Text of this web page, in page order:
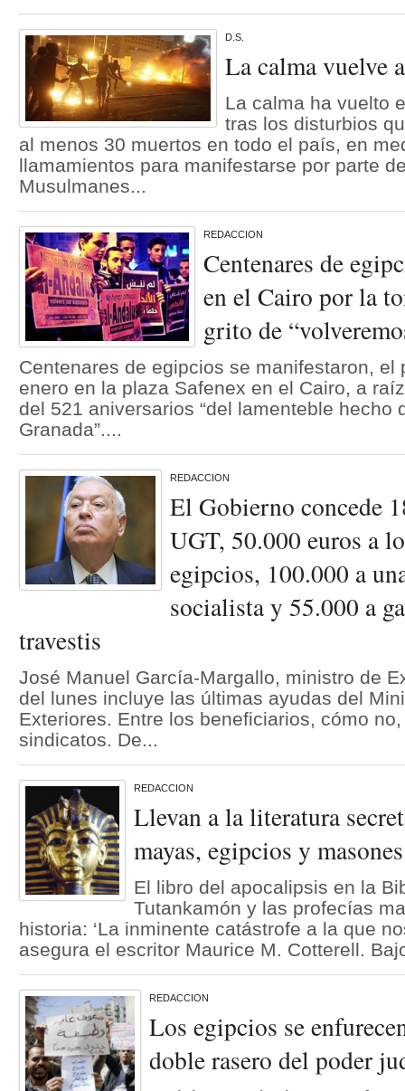
D.S.
La calma vuelve
La calma ha vuelto
tras los disturbios
al menos 30 muertos en todo el país, en
llamamientos para manifestarse por parte
Musulmanes...
REDACCION
Centenares de
en el Cairo por la
grito de
Centenares de egipcios se manifestaron, el
enero en la plaza Safenex en el Cairo, a
del 521 aniversarios “del lamenteble hecho
Granada”....
REDACCION
El Gobierno concede
UGT, 50.000 euros a
egipcios, 100.000 a
socialista y 55.000 a
travestis
José Manuel García-Margallo, ministro de
del lunes incluye las últimas ayudas del
Exteriores. Entre los beneficiarios, cómo
sindicatos. De...
REDACCION
Llevan a la literatura
mayas, egipcios y masones
El libro del apocalipsis en la
Tutankamón y las profecías
historia: ‘La inminente catástrofe a la que
asegura el escritor Maurice M. Cotterell.
REDACCION
Los egipcios se
doble rasero del poder